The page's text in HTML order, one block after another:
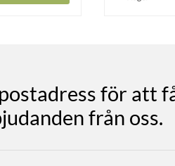
för att
från oss.